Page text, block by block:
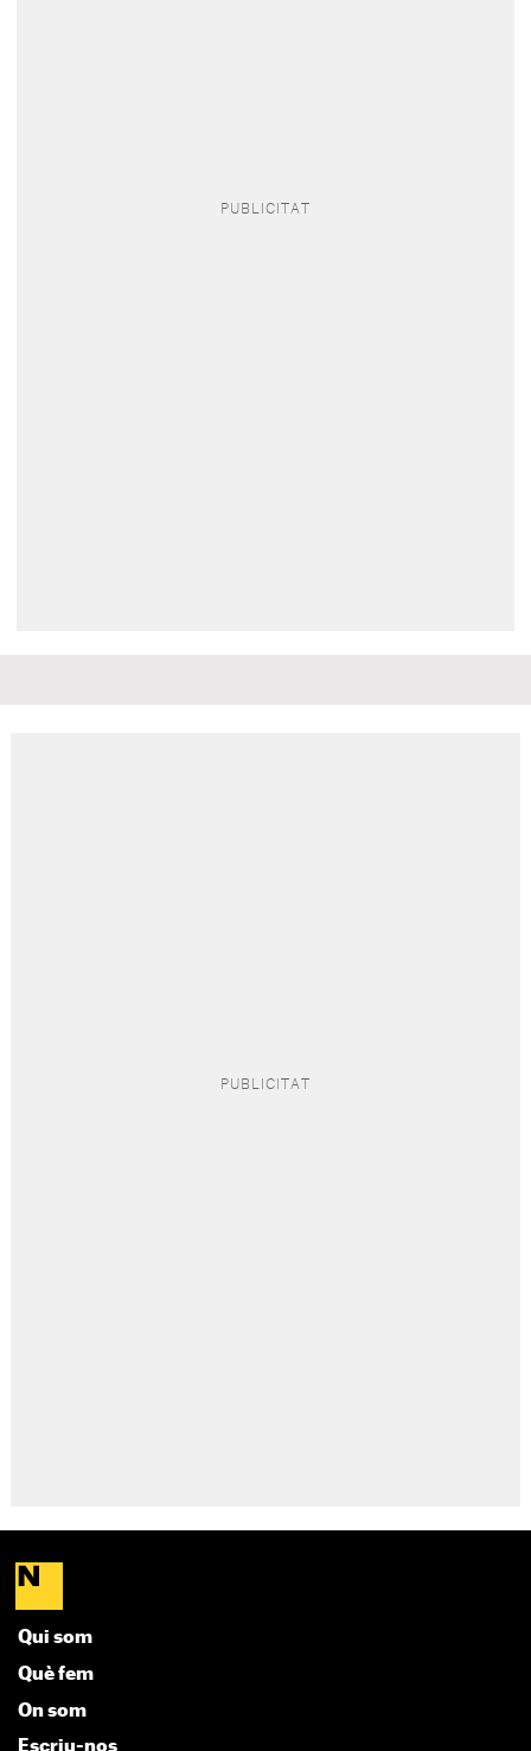
Qui som
Què fem
On som
Escriu-nos